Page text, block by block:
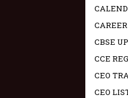
CBSE
CCE
CEO
CEO